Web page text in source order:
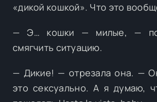
«дикой кошкой». Что это
— Э… кошки — милые, —
смягчить ситуацию.
— Дикие! — отрезала она. —
это сексуально. А я думаю,